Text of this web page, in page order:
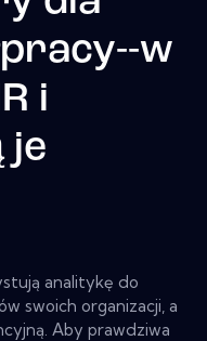
w
i
je
analitykę do
swoich organizacji, a
Aby prawdziwa